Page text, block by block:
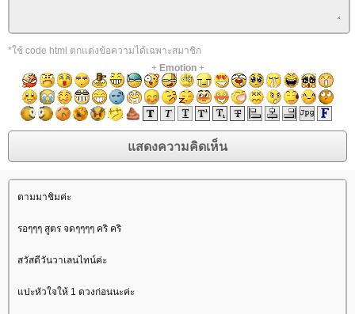
*ใช้ code html ตกแต่งข้อความได้เฉพาะสมาชิก
+ Emotion+
ตามมาชิมค่ะ
รอๆๆๆ สูตร จดๆๆๆๆ คริ คริ
สวัสดีวันวาเลนไทน์ค่ะ
ปะหัวใจให้ 1 ดวงก่อนนะค่ะ